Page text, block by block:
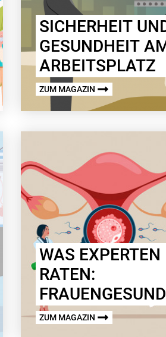
SICHERHEIT
GESUNDHEIT
ARBEITSPLATZ
ZUM MAGAZIN
WAS EXPERTEN
RATEN:
ZUM MAGAZIN